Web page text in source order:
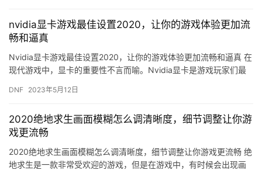
nvidia显卡游戏最佳设置2020，让你的游戏体验更加流
畅和逼真
Nvidia显卡游戏最佳设置2020，让你的游戏体验更加流畅和逼真 在
现代游戏中，显卡的重要性不言而喻。Nvidia显卡是游戏玩家们最
DNF 2023年5月12日
2020绝地求生画面模糊怎么调清晰度，细节调整让你游
戏更流畅
2020绝地求生画面模糊怎么调清晰度，细节调整让你游戏更流畅 绝
地求生是一款非常受欢迎的游戏，但是在游戏中，有时候会出现画